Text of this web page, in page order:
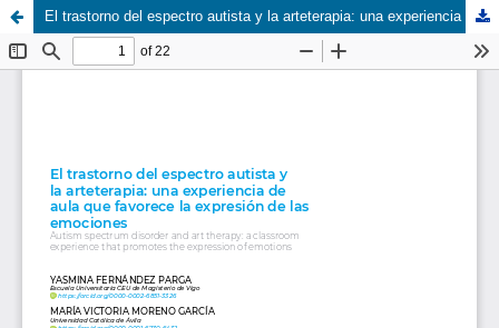
El trastorno del espectro autista y la arteterapia: una experiencia de aula que favorece la expresión de las emociones